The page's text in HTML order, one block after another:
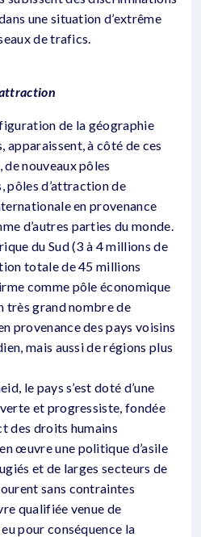
une situation d’extrême
de trafics.
de la géographie
apparaissent, à côté de ces
nouveaux pôles
pôles d’attraction de
en provenance
d’autres parties du monde.
du Sud (3 à 4 millions de
totale de 45 millions
comme pôle économique
très grand nombre de
provenance des pays voisins
mais aussi de régions plus
le pays s’est doté d’une
et progressiste, fondée
des droits humains
œuvre une politique d’asile
et de larges secteurs de
sans contraintes
qualifiée venue de
pour conséquence la